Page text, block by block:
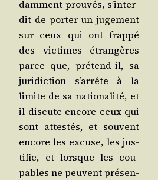
dam­ment prou­vés, s’in­ter­
dit de por­ter un juge­ment
sur ceux qui ont frap­pé
des vic­times étran­gères
parce que, pré­tend-il, sa
juri­dic­tion s’ar­rête à la
limite de sa natio­na­li­té, et
il dis­cute encore ceux qui
sont attes­tés, et sou­vent
encore les excuse, les jus­
ti­fie, et lorsque les cou­
pables ne peuvent pré­sen­